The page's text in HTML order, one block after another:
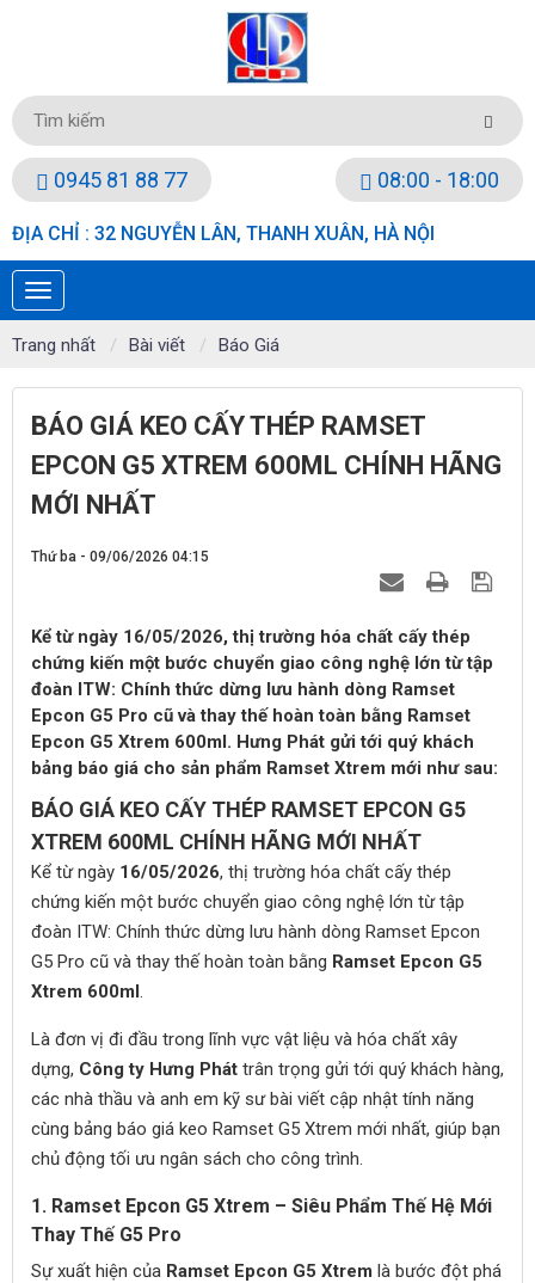
0945 81 88 77 08:00 - 18:00
ĐỊA CHỈ : 32 NGUYỄN LÂN, THANH XUÂN, HÀ NỘI
Trang nhất Bài viết Báo Giá
BÁO GIÁ KEO CẤY THÉP RAMSET
EPCON G5 XTREM 600ML CHÍNH HÃNG
MỚI NHẤT
Thứ ba - 09/06/2026 04:15
Kể từ ngày 16/05/2026, thị trường hóa chất cấy thép
chứng kiến một bước chuyển giao công nghệ lớn từ tập
đoàn ITW: Chính thức dừng lưu hành dòng Ramset
Epcon G5 Pro cũ và thay thế hoàn toàn bằng Ramset
Epcon G5 Xtrem 600ml. Hưng Phát gửi tới quý khách
bảng báo giá cho sản phẩm Ramset Xtrem mới như sau:
BÁO GIÁ KEO CẤY THÉP RAMSET EPCON G5
XTREM 600ML CHÍNH HÃNG MỚI NHẤT
Kể từ ngày 16/05/2026, thị trường hóa chất cấy thép
chứng kiến một bước chuyển giao công nghệ lớn từ tập
đoàn ITW: Chính thức dừng lưu hành dòng Ramset Epcon
G5 Pro cũ và thay thế hoàn toàn bằng Ramset Epcon G5
Xtrem 600ml.
Là đơn vị đi đầu trong lĩnh vực vật liệu và hóa chất xây
dựng, Công ty Hưng Phát trân trọng gửi tới quý khách hàng,
các nhà thầu và anh em kỹ sư bài viết cập nhật tính năng
cùng bảng báo giá keo Ramset G5 Xtrem mới nhất, giúp bạn
chủ động tối ưu ngân sách cho công trình.
1. Ramset Epcon G5 Xtrem – Siêu Phẩm Thế Hệ Mới
Thay Thế G5 Pro
Sự xuất hiện của Ramset Epcon G5 Xtrem là bước đột phá